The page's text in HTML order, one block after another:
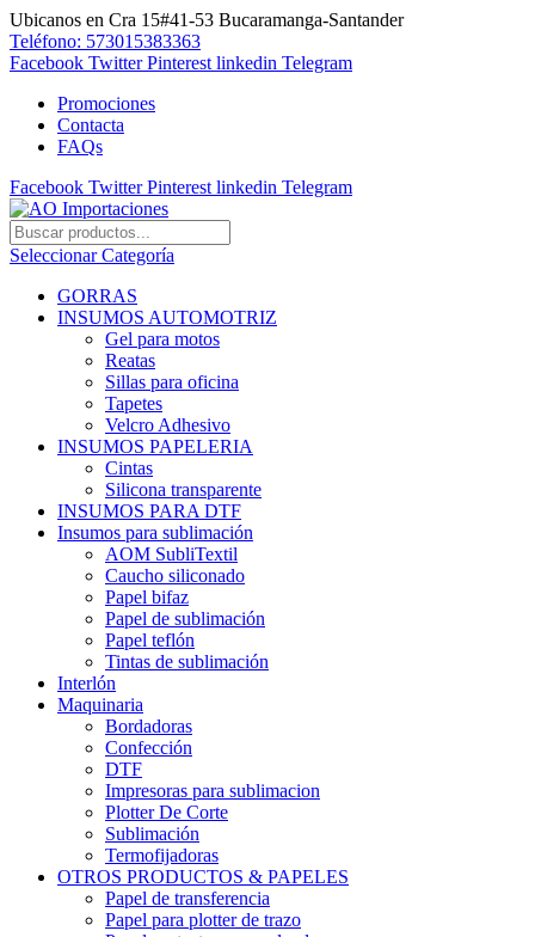
Ubicanos en Cra 15#41-53 Bucaramanga-Santander
Teléfono: 573015383363
Facebook Twitter Pinterest linkedin Telegram
Promociones
Contacta
FAQs
Facebook Twitter Pinterest linkedin Telegram
Seleccionar Categoría
GORRAS
INSUMOS AUTOMOTRIZ
Gel para motos
Reatas
Sillas para oficina
Tapetes
Velcro Adhesivo
INSUMOS PAPELERIA
Cintas
Silicona transparente
INSUMOS PARA DTF
Insumos para sublimación
AOM SubliTextil
Caucho siliconado
Papel bifaz
Papel de sublimación
Papel teflón
Tintas de sublimación
Interlón
Maquinaria
Bordadoras
Confección
DTF
Impresoras para sublimacion
Plotter De Corte
Sublimación
Termofijadoras
OTROS PRODUCTOS & PAPELES
Papel de transferencia
Papel para plotter de trazo